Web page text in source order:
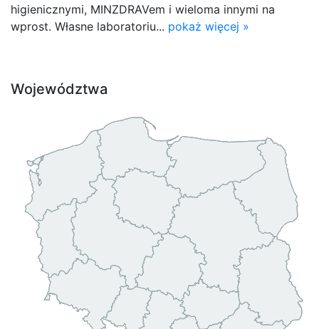
higienicznymi, MINZDRAVem i wieloma innymi na
wprost. Własne laboratoriu... pokaż więcej »
Województwa